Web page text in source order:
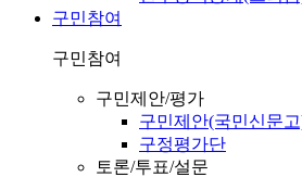
구민참여
구민참여
구민제안/평가
구민제안(국민신문
구정평가단
토론/투표/설문